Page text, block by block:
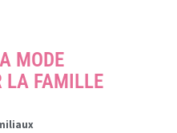
MODE
LA FAMILLE